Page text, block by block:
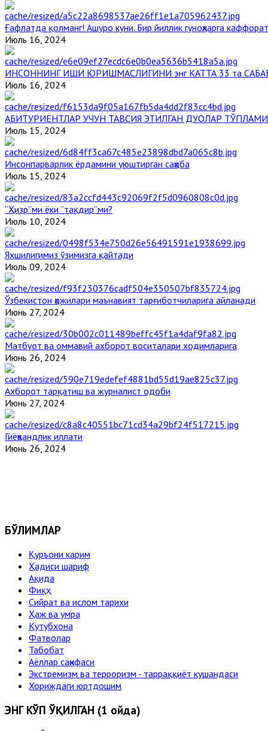
Ғафлатда қолманг! Ашуро куни. Бир йиллик гуноҳларга
Июль 16, 2024
ИНСОННИНГ ИШИ ЮРИШМАСЛИГИНИ энг КАТТА 33 та
Июль 16, 2024
АБИТУРИЕНТЛАР УЧУН ТАВСИЯ ЭТИЛГАН ДУОЛАР ТЎПЛАМИ
Июль 15, 2024
Инсонпарварлик ёрдамини уюштирган саҳоба
Июль 15, 2024
“Ҳизр”ми ёки “тақдир”ми?
Июль 10, 2024
Яхшилигимиз ўзимизга қайтади
Июль 09, 2024
Ўзбекистон ҳожилари маънавият тарғиботчиларига айланади
Июнь 27, 2024
Матбуот ва оммавий ахборот воситалари ходимларига
Июнь 26, 2024
Ахборот тарқатиш ва журналист одоби
Июнь 27, 2024
Гиёҳвандлик иллати
Июнь 26, 2024
БЎЛИМЛАР
Қуръони карим
Ҳадиси шариф
Ақида
Фиқҳ
Сийрат ва ислом тарихи
Ҳаж ва умра
Кутубхона
Фатволар
Табобат
Аёллар саҳифаси
Экстремизм ва терроризм - тарраққиёт кушандаси
Хориждаги юртдошим
ЭНГ КЎП ЎҚИЛГАН (1 ойда)